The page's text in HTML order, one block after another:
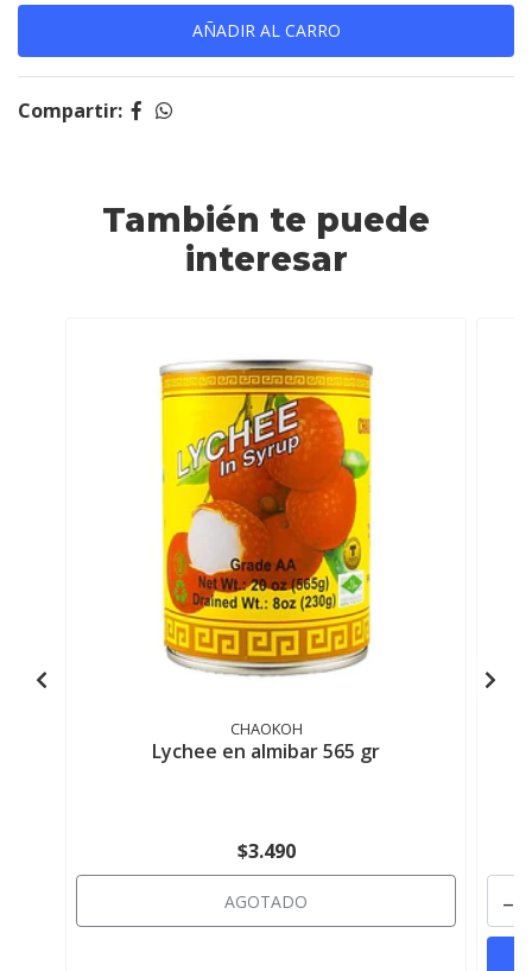
Compartir:
También te puede
interesar
CHAOKOH
Lychee en almibar 565 gr
$3.490
AGOTADO -